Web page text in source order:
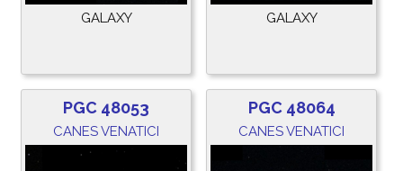
GALAXY GALAXY
PGC 48053
CANES VENATICI
PGC 48064
CANES VENATICI